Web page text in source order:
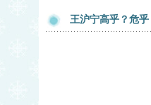
王沪宁高乎？危乎